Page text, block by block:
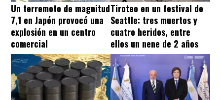
Un terremoto de magnitud
7,1 en Japón provocó una
explosión en un centro
comercial
Tiroteo en un festival de
Seattle: tres muertos y
cuatro heridos, entre
ellos un nene de 2 años